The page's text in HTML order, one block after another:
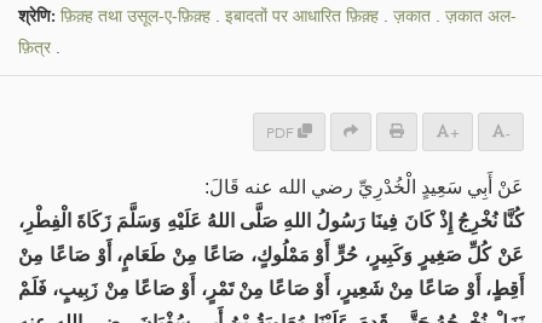
श्रेणि: फ़िक़्ह तथा उसूल-ए-फ़िक़्ह . इबादतों पर आधारित फ़िक़्ह . ज़कात . ज़कात अल-
फ़ित्र .
PDF + -
عَنْ أَبِي سَعِيدٍ الْخُدْرِيِّ رضي الله عنه قَالَ:
كُنَّا نُخْرِجُ إِذْ كَانَ فِينَا رَسُولُ اللهِ صَلَّى اللهُ عَلَيْهِ وَسَلَّمَ زَكَاةَ الْفِطْرِ،
عَنْ كُلِّ صَغِيرٍ وَكَبِيرٍ، حُرٍّ أَوْ مَمْلُوكٍ، صَاعًا مِنْ طَعَامٍ، أَوْ صَاعًا مِنْ
أَقِطٍ، أَوْ صَاعًا مِنْ شَعِيرٍ، أَوْ صَاعًا مِنْ تَمْرٍ، أَوْ صَاعًا مِنْ زَبِيبٍ، فَلَمْ